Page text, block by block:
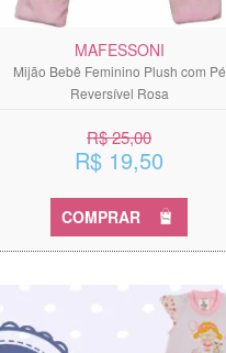
MAFESSONI
Mijão Bebê Feminino Plush com Pé
Reversível Rosa
R$ 25,00
R$ 19,50
COMPRAR